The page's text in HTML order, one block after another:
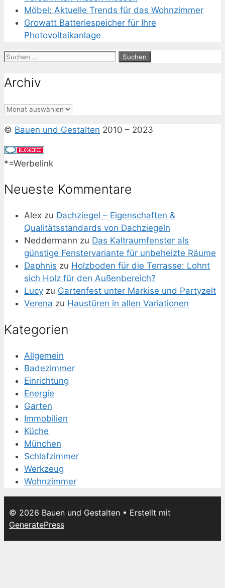
Möbel: Aktuelle Trends für das Wohnzimmer
Growatt Batteriespeicher für Ihre
Photovoltaikanlage
Suchen
Archiv
Archiv
© Bauen und Gestalten 2010 – 2023
*=Werbelink
Neueste Kommentare
Alex zu Dachziegel – Eigenschaften &
Qualitätsstandards von Dachziegeln
Neddermann zu Das Kaltraumfenster als
günstige Fenstervariante für unbeheizte Räume
Daphnis zu Holzboden für die Terrasse: Lohnt
sich Holz für den Außenbereich?
Lucy zu Gartenfest unter Markise und Partyzelt
Verena zu Haustüren in allen Variationen
Kategorien
Allgemein
Badezimmer
Einrichtung
Energie
Garten
Immobilien
Küche
München
Schlafzimmer
Werkzeug
Wohnzimmer
© 2026 Bauen und Gestalten • Erstellt mit
GeneratePress